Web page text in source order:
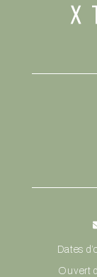
Dates
Ouvert